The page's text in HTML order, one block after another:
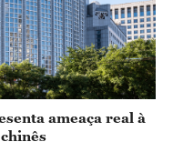
ameaça real à